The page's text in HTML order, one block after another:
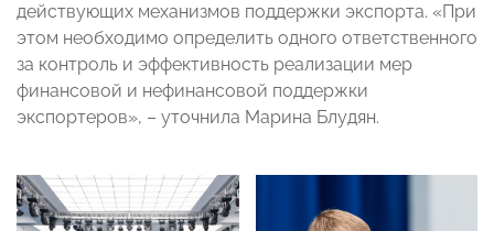
действующих механизмов поддержки экспорта. «При
этом необходимо определить одного ответственного
за контроль и эффективность реализации мер
финансовой и нефинансовой поддержки
экспортеров», – уточнила Марина Блудян.